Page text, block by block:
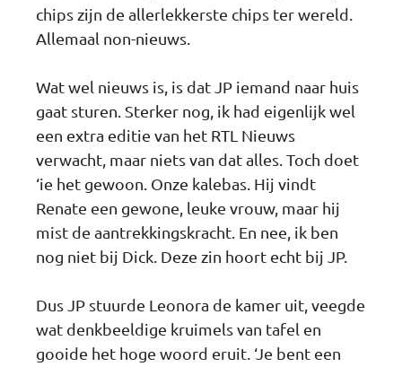
chips zijn de allerlekkerste chips ter wereld.
Allemaal non-nieuws.
Wat wel nieuws is, is dat JP iemand naar huis
gaat sturen. Sterker nog, ik had eigenlijk wel
een extra editie van het RTL Nieuws
verwacht, maar niets van dat alles. Toch doet
‘ie het gewoon. Onze kalebas. Hij vindt
Renate een gewone, leuke vrouw, maar hij
mist de aantrekkingskracht. En nee, ik ben
nog niet bij Dick. Deze zin hoort echt bij JP.
Dus JP stuurde Leonora de kamer uit, veegde
wat denkbeeldige kruimels van tafel en
gooide het hoge woord eruit. ‘Je bent een